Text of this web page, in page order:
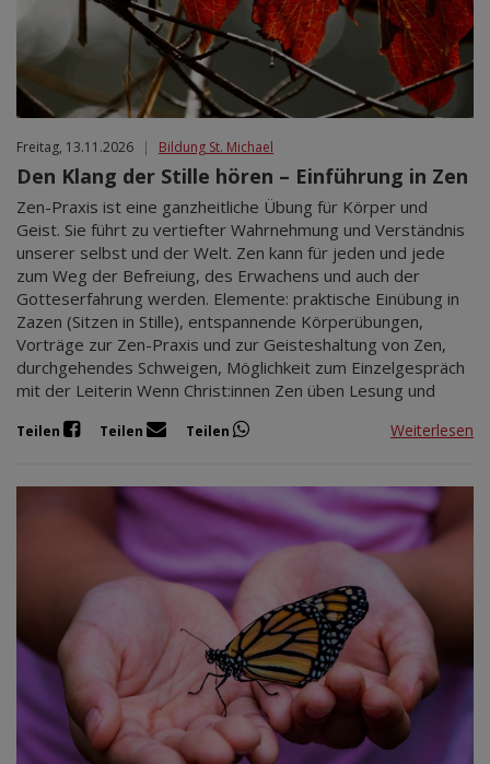
Freitag, 13.11.2026 | Bildung St. Michael
Den Klang der Stille hören – Einführung in Zen
Zen-Praxis ist eine ganzheitliche Übung für Körper und
Geist. Sie führt zu vertiefter Wahrnehmung und Verständnis
unserer selbst und der Welt. Zen kann für jeden und jede
zum Weg der Befreiung, des Erwachens und auch der
Gotteserfahrung werden. Elemente: praktische Einübung in
Zazen (Sitzen in Stille), entspannende Körperübungen,
Vorträge zur Zen-Praxis und zur Geisteshaltung von Zen,
durchgehendes Schweigen, Möglichkeit zum Einzelgespräch
mit der Leiterin Wenn Christ:innen Zen üben Lesung und
Teilen Teilen Teilen Weiterlesen